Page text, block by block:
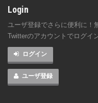
Login
ユーザ登録でさらに便利に！
Twitterのアカウントでログイ
ログイン
ユーザ登録